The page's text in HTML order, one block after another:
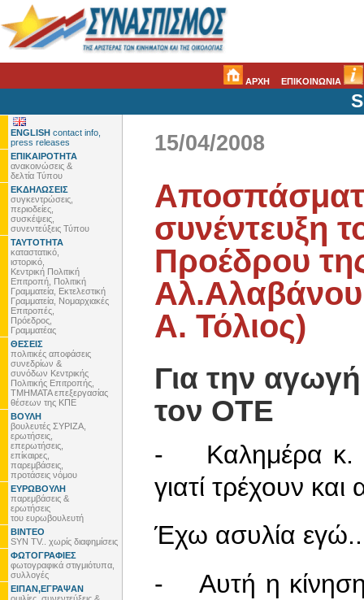
ΑΡΧΗ ΕΠΙΚΟΙΝΩΝΙΑ
ENGLISH contact info,
press releases
ΕΠΙΚΑΙΡΟΤΗΤΑ
ανακοινώσεις &
δελτία Τύπου
ΕΚΔΗΛΩΣΕΙΣ
συγκεντρώσεις,
περιοδείες,
συσκέψεις,
συνεντεύξεις Τύπου
ΤΑΥΤΟΤΗΤΑ
καταστατικό,
ιστορικό,
Κεντρική Πολιτική
Επιτροπή, Πολιτική
Γραμματεία, Εκτελεστική
Γραμματεία, Νομαρχιακές
Επιτροπές,
Πρόεδρος,
Γραμματέας
ΘΕΣΕΙΣ
πολιτικές αποφάσεις
συνεδρίων &
συνόδων Κεντρικής
Πολιτικής Επιτροπής,
ΤΜΗΜΑΤΑ επεξεργασίας
θέσεων της ΚΠΕ
ΒΟΥΛΗ
βουλευτές ΣΥΡΙΖΑ,
ερωτήσεις,
επερωτήσεις,
επίκαιρες,
παρεμβάσεις,
προτάσεις νόμου
ΕΥΡΩΒΟΥΛΗ
παρεμβάσεις &
ερωτήσεις
του ευρωβουλευτή
ΒΙΝΤΕΟ
SYN TV.. χωρίς διαφημίσεις
ΦΩΤΟΓΡΑΦΙΕΣ
φωτογραφικά στιγμιότυπα,
συλλογές
ΕΙΠΑΝ,ΕΓΡΑΨΑΝ
15/04/2008
συνέντευξη
Προέδρου
Αλ.Αλαβάνου
Α. Τόλιος)
Για την
τον ΟΤΕ
- Καλημέρα κ.
γιατί τρέχουν
Έχω ασυλία
- Αυτή η κίνηση